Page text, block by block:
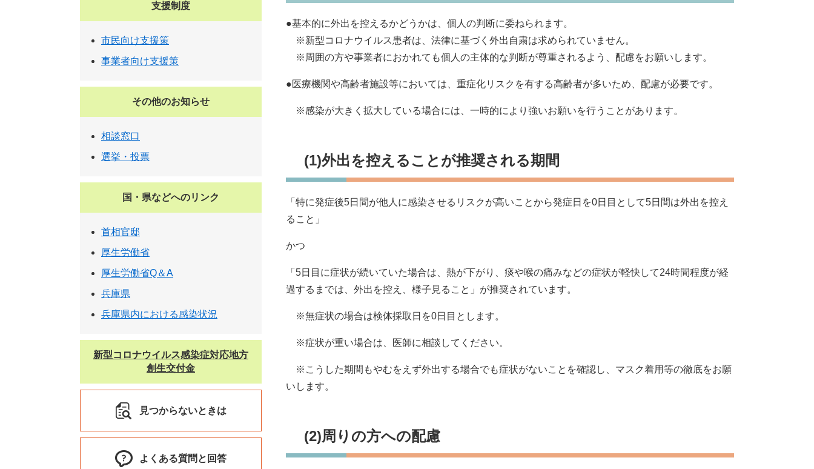
●基本的に外出を控えるかどうかは、個人の判断に委ねられます。
※新型コロナウイルス患者は、法律に基づく外出自粛は求められていません。
※周囲の方や事業者におかれても個人の主体的な判断が尊重されるよう、配慮をお願いします。
●医療機関や高齢者施設等においては、重症化リスクを有する高齢者が多いため、配慮が必要です。
※感染が大きく拡大している場合には、一時的により強いお願いを行うことがあります。
(1)外出を控えることが推奨される期間
「特に発症後5日間が他人に感染させるリスクが高いことから発症日を0日目として5日間は外出を控え
ること」
かつ
「5日目に症状が続いていた場合は、熱が下がり、痰や喉の痛みなどの症状が軽快して24時間程度が経
過するまでは、外出を控え、様子見ること」が推奨されています。
※無症状の場合は検体採取日を0日目とします。
※症状が重い場合は、医師に相談してください。
※こうした期間もやむをえず外出する場合でも症状がないことを確認し、マスク着用等の徹底をお願
いします。
(2)周りの方への配慮
支援制度
市民向け支援策
事業者向け支援策
その他のお知らせ
相談窓口
選挙・投票
国・県などへのリンク
首相官邸
厚生労働省
厚生労働省Q＆A
兵庫県
兵庫県内における感染状況
新型コロナウイルス感染症対応地方
創生交付金
見つからないときは
よくある質問と回答